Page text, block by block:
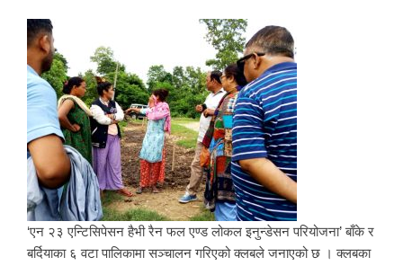
‘एन २३ एन्टिसिपेसन हैभी रैन फल एण्ड लोकल इनुन्डेसन परियोजना’ बाँके र
बर्दियाका ६ वटा पालिकामा सञ्चालन गरिएको क्लबले जनाएको छ । क्लबका